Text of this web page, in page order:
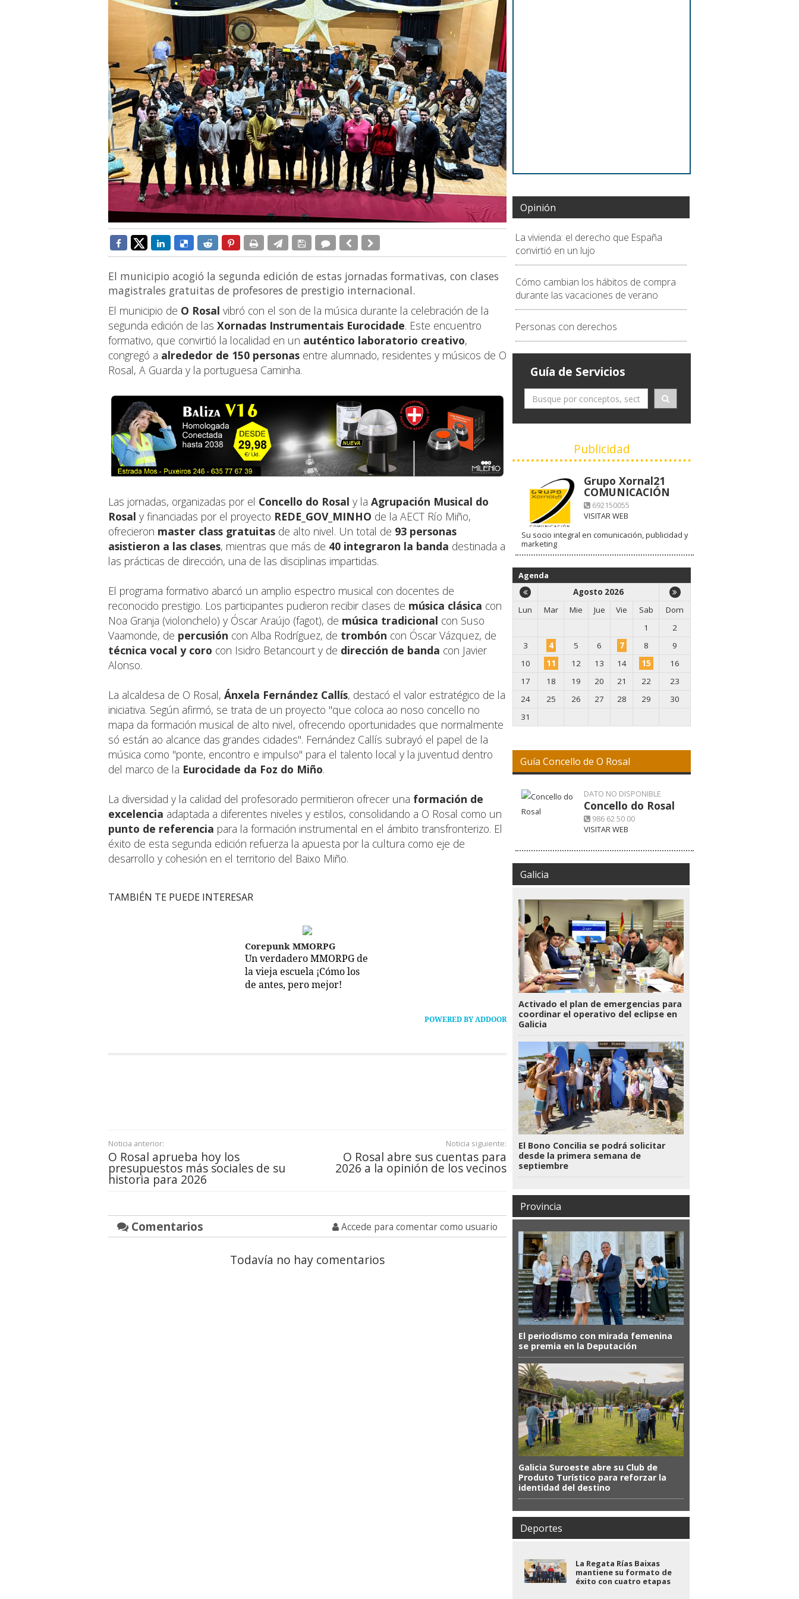
El municipio acogió la segunda edición de estas jornadas formativas, con clases
magistrales gratuitas de profesores de prestigio internacional.
El municipio de O Rosal vibró con el son de la música durante la celebración de la
segunda edición de las Xornadas Instrumentais Eurocidade. Este encuentro
formativo, que convirtió la localidad en un auténtico laboratorio creativo,
congregó a alrededor de 150 personas entre alumnado, residentes y músicos de O
Rosal, A Guarda y la portuguesa Caminha.
Las jornadas, organizadas por el Concello do Rosal y la Agrupación Musical do
Rosal y financiadas por el proyecto REDE_GOV_MINHO de la AECT Río Miño,
ofrecieron master class gratuitas de alto nivel. Un total de 93 personas
asistieron a las clases, mientras que más de 40 integraron la banda destinada a
las prácticas de dirección, una de las disciplinas impartidas.
El programa formativo abarcó un amplio espectro musical con docentes de
reconocido prestigio. Los participantes pudieron recibir clases de música clásica con
Noa Granja (violonchelo) y Óscar Araújo (fagot), de música tradicional con Suso
Vaamonde, de percusión con Alba Rodríguez, de trombón con Óscar Vázquez, de
técnica vocal y coro con Isidro Betancourt y de dirección de banda con Javier
Alonso.
La alcaldesa de O Rosal, Ánxela Fernández Callís, destacó el valor estratégico de la
iniciativa. Según afirmó, se trata de un proyecto "que coloca ao noso concello no
mapa da formación musical de alto nivel, ofrecendo oportunidades que normalmente
só están ao alcance das grandes cidades". Fernández Callís subrayó el papel de la
música como "ponte, encontro e impulso" para el talento local y la juventud dentro
del marco de la Eurocidade da Foz do Miño.
La diversidad y la calidad del profesorado permitieron ofrecer una formación de
excelencia adaptada a diferentes niveles y estilos, consolidando a O Rosal como un
punto de referencia para la formación instrumental en el ámbito transfronterizo. El
éxito de esta segunda edición refuerza la apuesta por la cultura como eje de
desarrollo y cohesión en el territorio del Baixo Miño.
TAMBIÉN TE PUEDE INTERESAR
Corepunk MMORPG
Un verdadero MMORPG de
la vieja escuela ¡Cómo los
de antes, pero mejor!
POWERED BY ADDOOR
Noticia anterior:
O Rosal aprueba hoy los
presupuestos más sociales de su
historia para 2026
Noticia siguiente:
O Rosal abre sus cuentas para
2026 a la opinión de los vecinos
Comentarios Accede para comentar como usuario
Todavía no hay comentarios
Opinión
La vivienda: el derecho que España
convirtió en un lujo
Cómo cambian los hábitos de compra
durante las vacaciones de verano
Personas con derechos
Guía de Servicios
Publicidad
Grupo Xornal21
COMUNICACIÓN
692150055
VISITAR WEB
Su socio integral en comunicación, publicidad y
marketing
Agenda
Agosto 2026
Lun
Mar Mie Jue Vie Sab
Dom
1
2
3
4 5 6 7 8
9
10
11 12 13 14 15
16
17
18 19 20 21 22
23
24
25 26 27 28 29
30
31
Guía Concello de O Rosal
DATO NO DISPONIBLE
Concello do Rosal
986 62 50 00
VISITAR WEB
Galicia
Activado el plan de emergencias para
coordinar el operativo del eclipse en
Galicia
El Bono Concilia se podrá solicitar
desde la primera semana de
septiembre
Provincia
El periodismo con mirada femenina
se premia en la Deputación
Galicia Suroeste abre su Club de
Produto Turístico para reforzar la
identidad del destino
Deportes
La Regata Rías Baixas
mantiene su formato de
éxito con cuatro etapas